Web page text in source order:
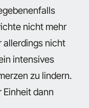
nicht mehr
allerdings nicht
intensives
zu lindern.
dann